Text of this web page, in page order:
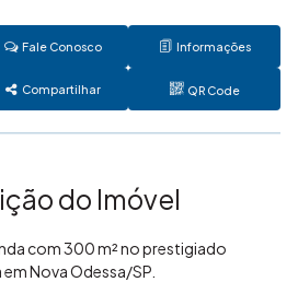
Fale Conosco Informações
Compartilhar QR Code
do Imóvel
com 300 m² no prestigiado
Nova Odessa/SP.